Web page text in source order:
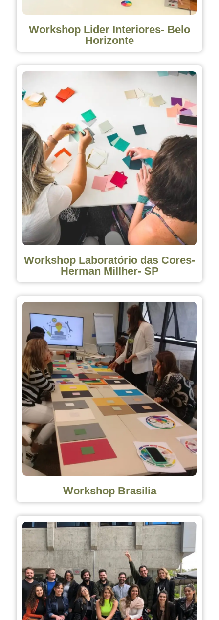
Workshop Lider Interiores- Belo
Horizonte
Workshop Laboratório das Cores-
Herman Millher- SP
Workshop Brasilia